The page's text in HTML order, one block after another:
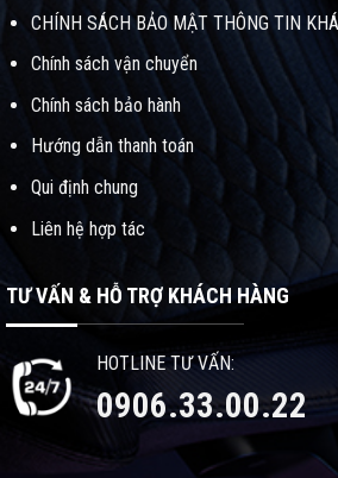
CHÍNH SÁCH BẢO MẬT THÔNG TIN
Chính sách vận chuyển
Chính sách bảo hành
Hướng dẫn thanh toán
Qui định chung
Liên hệ hợp tác
TƯ VẤN & HỖ TRỢ KHÁCH HÀNG
HOTLINE TƯ VẤN:
0906.33.00.22